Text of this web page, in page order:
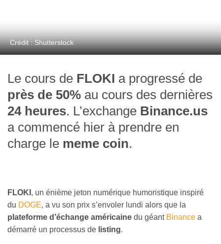
Crédit : Shutterstock
Le cours de FLOKI a progressé de
près de 50% au cours des dernières
24 heures. L’exchange Binance.us
a commencé hier à prendre en
charge le meme coin.
FLOKI , un énième jeton numérique humoristique inspiré
du DOGE, a vu son prix s’envoler lundi alors que la
plateforme d’échange américaine du géant Binance a
démarré un processus de listing.